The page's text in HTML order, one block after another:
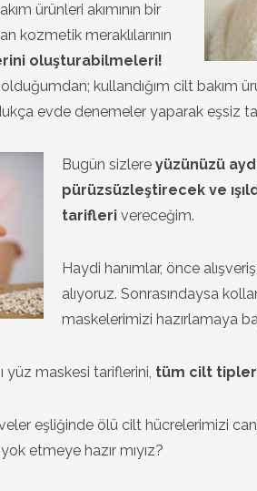
ürünleri akımının bir
kozmetik meraklılarının
oluşturabilmeleri!
kullandığım cilt bakım
evde denemeler yaparak eşsiz
Bugün sizlere yüzünüzü
pürüzsüzleştirecek ve
tarifleri vereceğim.
Haydi hanımlar, önce
alıyoruz. Sonrasındaysa
maskelerimizi hazırlamaya
yüz maskesi tariflerini, tüm cilt
eşliğinde ölü cilt hücrelerimizi
etmeye hazır mıyız?